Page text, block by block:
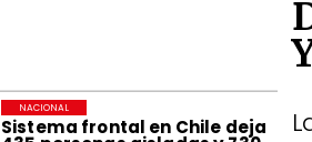
Sistema frontal en Chile deja
NACIONAL